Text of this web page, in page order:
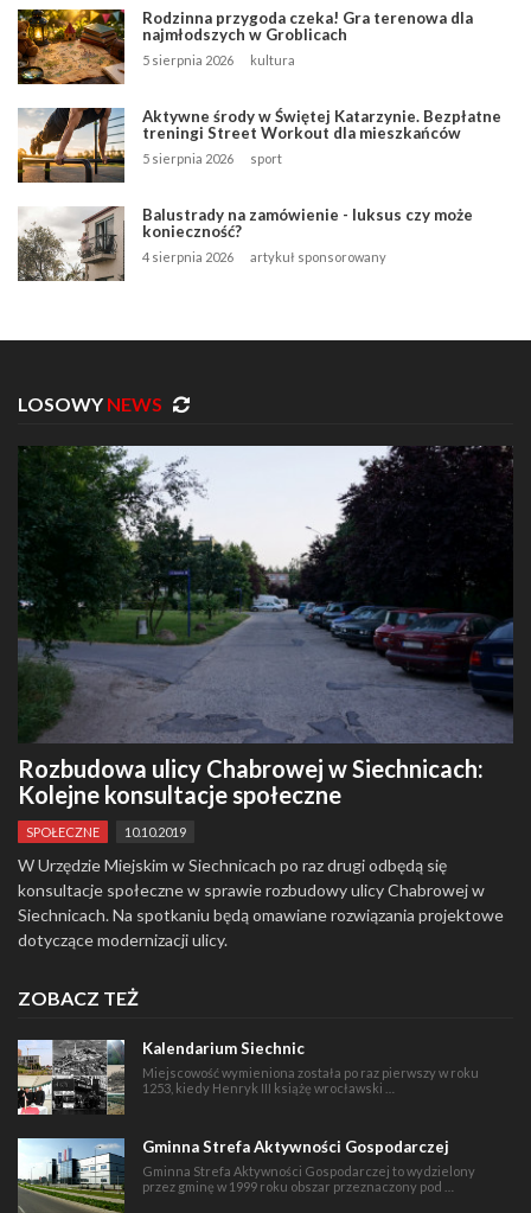
Rodzinna przygoda czeka! Gra terenowa dla
najmłodszych w Groblicach
5 sierpnia 2026 kultura
Aktywne środy w Świętej Katarzynie. Bezpłatne
treningi Street Workout dla mieszkańców
5 sierpnia 2026 sport
Balustrady na zamówienie - luksus czy może
konieczność?
4 sierpnia 2026 artykuł sponsorowany
LOSOWY NEWS
Rozbudowa ulicy Chabrowej w Siechnicach:
Kolejne konsultacje społeczne
SPOŁECZNE 10.10.2019
W Urzędzie Miejskim w Siechnicach po raz drugi odbędą się
konsultacje społeczne w sprawie rozbudowy ulicy Chabrowej w
Siechnicach. Na spotkaniu będą omawiane rozwiązania projektowe
dotyczące modernizacji ulicy.
ZOBACZ TEŻ
Kalendarium Siechnic
Miejscowość wymieniona została po raz pierwszy w roku
1253, kiedy Henryk III książę wrocławski …
Gminna Strefa Aktywności Gospodarczej
Gminna Strefa Aktywności Gospodarczej to wydzielony
przez gminę w 1999 roku obszar przeznaczony pod …